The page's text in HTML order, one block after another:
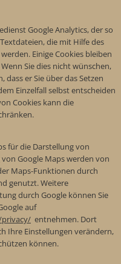
Google Analytics, der so
die mit Hilfe des
Einige Cookies bleiben
Sie dies nicht wünschen,
dass er Sie über das Setzen
Einzelfall selbst entscheiden
Cookies kann die
für die Darstellung von
Google Maps werden von
Maps-Funktionen durch
genutzt. Weitere
durch Google können Sie
auf
entnehmen. Dort
Ihre Einstellungen verändern,
können.